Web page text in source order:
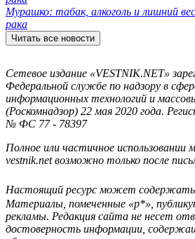
Мурашко: табак, алкоголь и лишний
рака
Читать все новости
Сетевое издание «VESTNIK.NET»
Федеральной службе по надзору в
информационных технологий и
(Роскомнадзор) 22 мая 2020 года.
№ ФС 77 - 78397
Полное или частичное использовании
vestnik.net возможно только после
Настоящий ресурс может
Материалы, помеченные «р*»,
рекламы. Редакция сайта не несет
достоверность информации,